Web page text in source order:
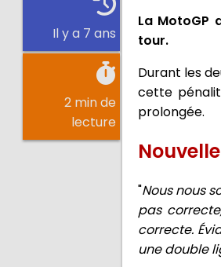
Il y a 7 ans
2 min de
lecture
La MotoGP
tour.
Durant les
cette
prolongée.
"Nous nous
pas
correcte.
une double